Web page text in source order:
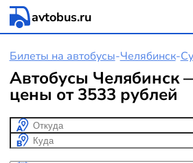
avtobus.ru
Билеты на автобусы-Челябинск-
Автобусы Челябинск
цены от 3533 рублей
Откуда
Куда